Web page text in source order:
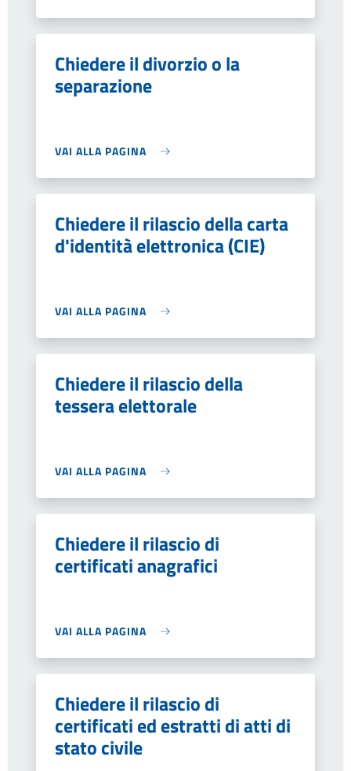
Chiedere il divorzio o la
separazione
VAI ALLA PAGINA
Chiedere il rilascio della carta
d'identità elettronica (CIE)
VAI ALLA PAGINA
Chiedere il rilascio della
tessera elettorale
VAI ALLA PAGINA
Chiedere il rilascio di
certificati anagrafici
VAI ALLA PAGINA
Chiedere il rilascio di
certificati ed estratti di atti di
stato civile